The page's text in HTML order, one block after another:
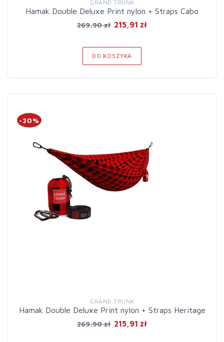
GRAND TRUNK
Hamak Double Deluxe Print nylon + Straps Cabo
269,90 zł 215,91 zł
DO KOSZYKA
-20%
GRAND TRUNK
Hamak Double Deluxe Print nylon + Straps Heritage
269,90 zł 215,91 zł